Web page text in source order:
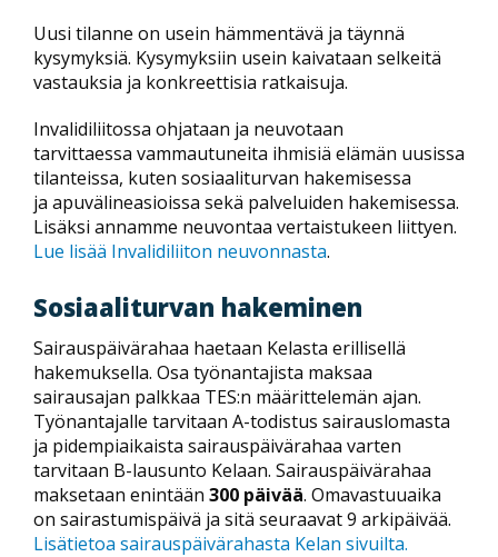
Uusi tilanne on usein hämmentävä ja täynnä
kysymyksiä. Kysymyksiin usein kaivataan selkeitä
vastauksia ja konkreettisia ratkaisuja.
Invalidiliitossa ohjataan ja neuvotaan
tarvittaessa vammautuneita ihmisiä elämän uusissa
tilanteissa, kuten sosiaaliturvan hakemisessa
ja apuvälineasioissa sekä palveluiden hakemisessa.
Lisäksi annamme neuvontaa vertaistukeen liittyen.
Lue lisää Invalidiliiton neuvonnasta.
Sosiaaliturvan hakeminen
Sairauspäivärahaa haetaan Kelasta erillisellä
hakemuksella. Osa työnantajista maksaa
sairausajan palkkaa TES:n määrittelemän ajan.
Työnantajalle tarvitaan A-todistus sairauslomasta
ja pidempiaikaista sairauspäivärahaa varten
tarvitaan B-lausunto Kelaan. Sairauspäivärahaa
maksetaan enintään 300 päivää. Omavastuuaika
on sairastumispäivä ja sitä seuraavat 9 arkipäivää.
Lisätietoa sairauspäivärahasta Kelan sivuilta.